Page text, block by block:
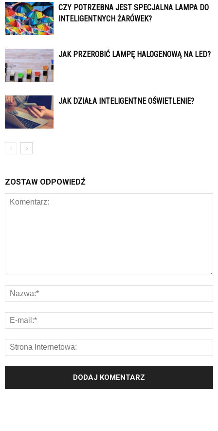
CZY POTRZEBNA JEST SPECJALNA LAMPA DO
INTELIGENTNYCH ŻARÓWEK?
JAK PRZEROBIĆ LAMPĘ HALOGENOWĄ NA LED?
JAK DZIAŁA INTELIGENTNE OŚWIETLENIE?
ZOSTAW ODPOWIEDŹ